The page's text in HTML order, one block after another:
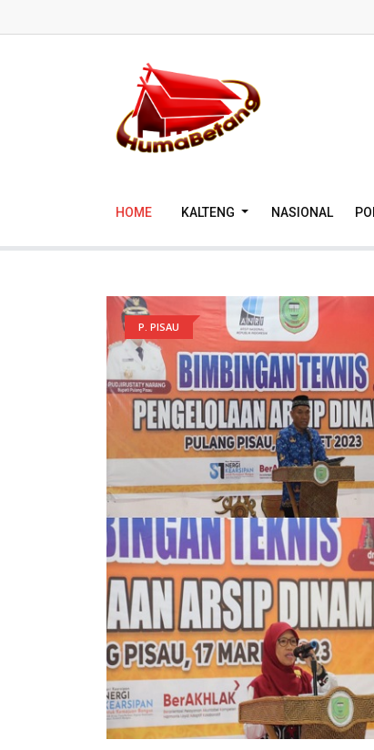
HOME KALTENG NASIONAL
P. PISAU